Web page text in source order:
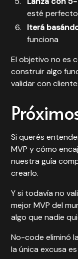
esté perfecto
Iterá
funciona
El objetivo no es
construir algo
validar con
Si querés
MVP y cómo
nuestra guía
crearlo.
Y si todavía no
mejor MVP del
algo que nadie
No-code eliminó
la única excusa